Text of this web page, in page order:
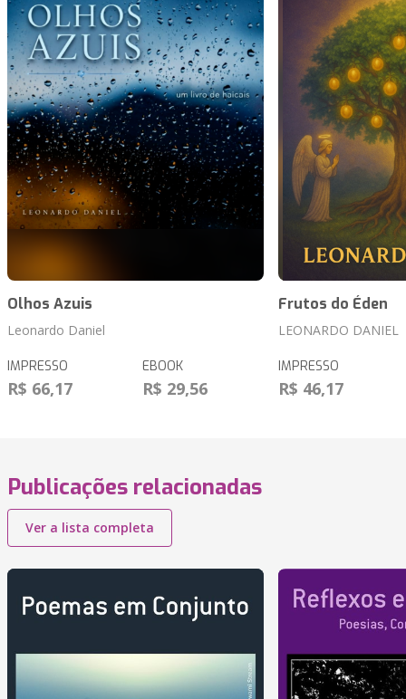
Olhos Azuis
Leonardo Daniel
IMPRESSO
R$ 66,17
EBOOK
R$ 29,56
Frutos do Éden
LEONARDO DANIEL
IMPRESSO
R$ 46,17
Publicações relacionadas
Ver a lista completa